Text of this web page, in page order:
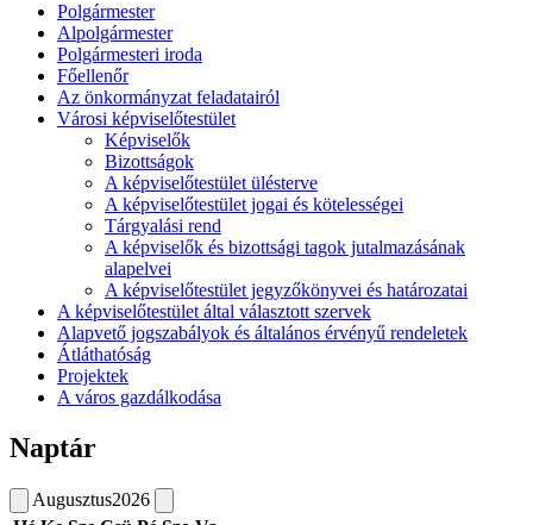
Polgármester
Alpolgármester
Polgármesteri iroda
Főellenőr
Az önkormányzat feladatairól
Városi képviselőtestület
Képviselők
Bizottságok
A képviselőtestület ülésterve
A képviselőtestület jogai és kötelességei
Tárgyalási rend
A képviselők és bizottsági tagok jutalmazásának
alapelvei
A képviselőtestület jegyzőkönyvei és határozatai
A képviselőtestület által választott szervek
Alapvető jogszabályok és általános érvényű rendeletek
Átláthatóság
Projektek
A város gazdálkodása
Naptár
Augusztus2026